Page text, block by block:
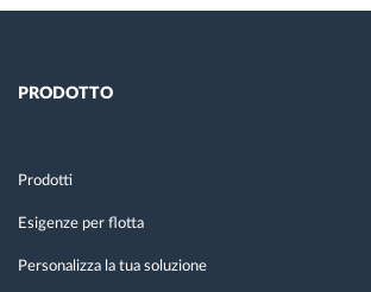
PRODOTTO
Prodotti
Esigenze per flotta
Personalizza la tua soluzione